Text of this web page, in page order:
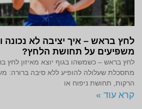
לחץ בראש – איך יציבה לא נכונה
משפיעים על תחושת הלחץ?
לחץ בראש – כשמשהו בגוף יוצא מאיזון לחץ
מתסכלת שעלולה להופיע ללא סיבה ברורה:
הרקות, תחושת ניפוח או
קרא עוד »